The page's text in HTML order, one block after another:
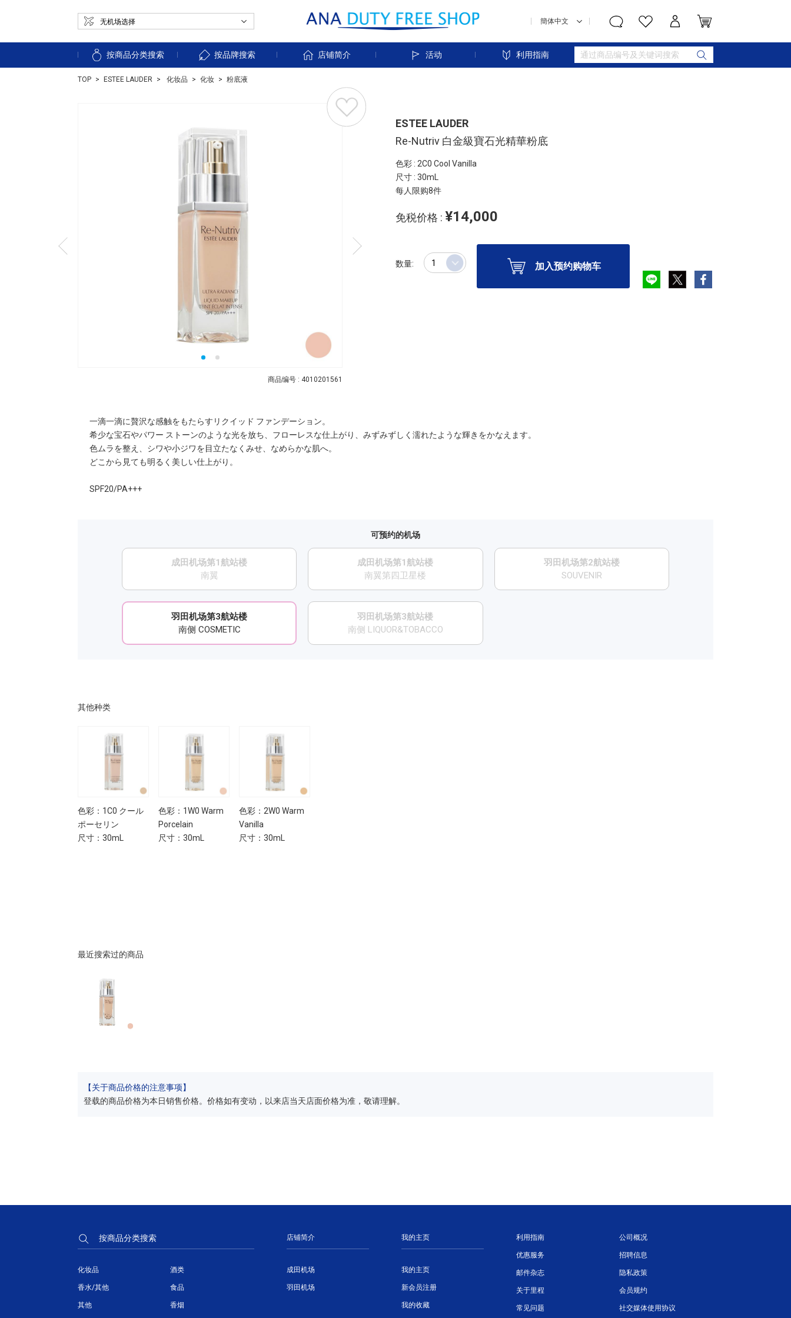
按商品分类搜索 按品牌搜索 店铺简介 活动 利用指南
TOP ESTEE LAUDER 化妆品 化妆 粉底液
商品编号 : 4010201561
ESTEE LAUDER
Re-Nutriv 白金級寶石光精華粉底
色彩 : 2C0 Cool Vanilla
尺寸 : 30mL
每人限购8件
免税价格 : ¥14,000
数量: 加入预约购物车
一滴一滴に贅沢な感触をもたらすリクイッド ファンデーション。
希少な宝石やパワー ストーンのような光を放ち、フローレスな仕上がり、みずみずしく濡れたような輝きをかなえます。
色ムラを整え、シワや小ジワを目立たなくみせ、なめらかな肌へ。
どこから見ても明るく美しい仕上がり。
SPF20/PA+++
可预约的机场
成田机场第1航站楼
南翼
成田机场第1航站楼
南翼第四卫星楼
​羽田机场第2航站楼
SOUVENIR
羽田机场第3航站楼
南侧 COSMETIC
羽田机场第3航站楼
南侧 LIQUOR&TOBACCO
其他种类
色彩：1C0 クール
ポーセリン
尺寸：30mL
色彩：1W0 Warm
Porcelain
尺寸：30mL
色彩：2W0 Warm
Vanilla
尺寸：30mL
最近搜索过的商品
【关于商品价格的注意事项】
登载的商品价格为本日销售价格。价格如有变动，以来店当天店面价格为准，敬请理解。
按商品分类搜索
化妆品 酒类
香水/其他 食品
其他 香烟
店铺简介
成田机场
羽田机场
我的主页
我的主页
新会员注册
我的收藏
利用指南
优惠服务
邮件杂志
关于里程
常见问题
公司概况
招聘信息
隐私政策
会员规约
社交媒体使用协议